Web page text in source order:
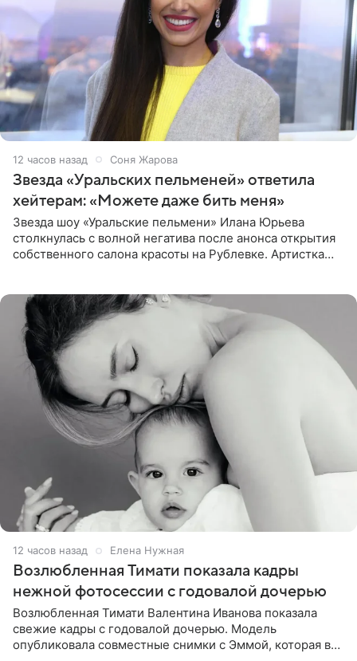
12 часов назад Соня Жарова
Звезда «Уральских пельменей» ответила
хейтерам: «Можете даже бить меня»
Звезда шоу «Уральские пельмени» Илана Юрьева
столкнулась с волной негатива после анонса открытия
собственного салона красоты на Рублевке. Артистка
12 часов назад Елена Нужная
Возлюбленная Тимати показала кадры
нежной фотосессии с годовалой дочерью
Возлюбленная Тимати Валентина Иванова показала
свежие кадры с годовалой дочерью. Модель
опубликовала совместные снимки с Эммой, которая в